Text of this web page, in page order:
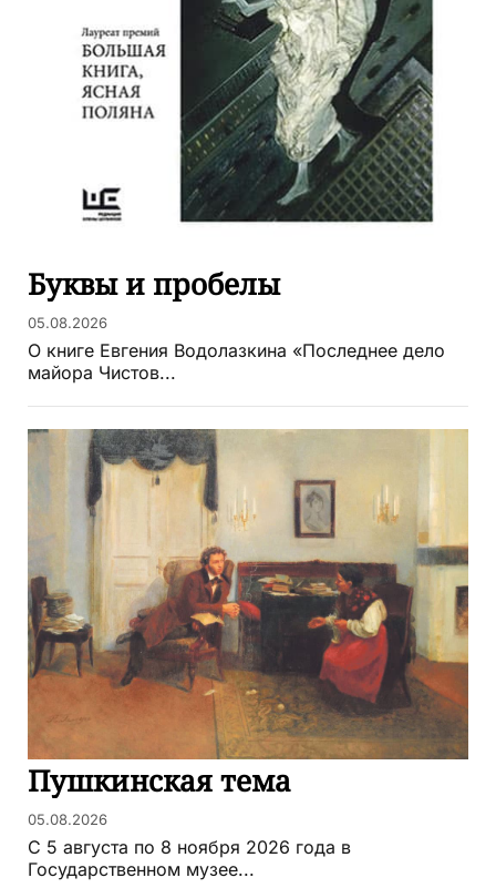
Буквы и пробелы
05.08.2026
О книге Евгения Водолазкина «Последнее дело
майора Чистов...
Пушкинская тема
05.08.2026
С 5 августа по 8 ноября 2026 года в
Государственном музее...